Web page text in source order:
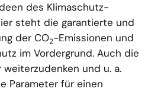
des Klimaschutz-
steht die garantierte und
der CO2-Emissionen und
im Vordergrund. Auch die
und u. a.
Parameter für einen